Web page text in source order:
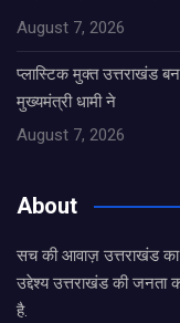
August 7, 2026
प्लास्टिक मुक्त उत्तराखंड
मुख्यमंत्री धामी ने
August 7, 2026
About
सच की आवाज़ उत्तराखंड का
उद्देश्य उत्तराखंड की
है.